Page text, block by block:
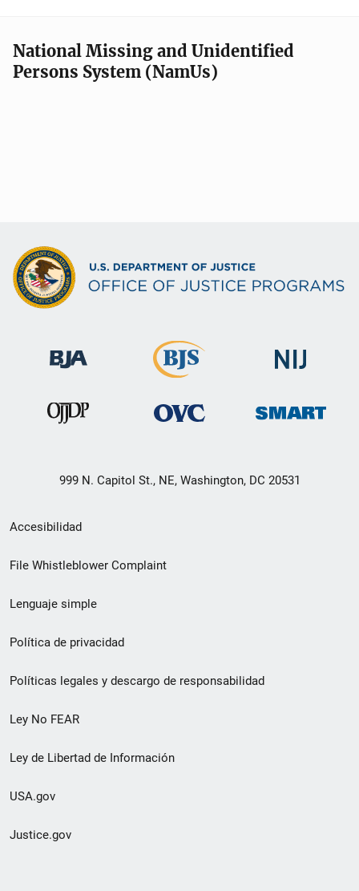
National Missing and Unidentified
Persons System (NamUs)
999 N. Capitol St., NE, Washington, DC 20531
Menú
de
de
pie
de
página
Accesibilidad
File Whistleblower Complaint
Lenguaje simple
Política de privacidad
Políticas legales y descargo de responsabilidad
Ley No FEAR
Ley de Libertad de Información
USA.gov
Justice.gov